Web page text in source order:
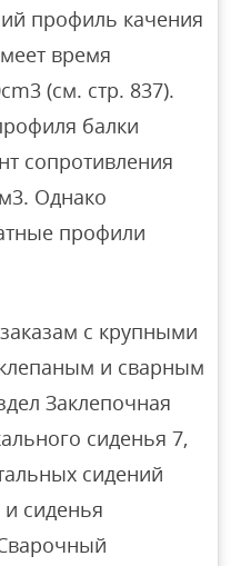
профиль качения
время
(см. стр. 837).
балки
сопротивления
Однако
профили
с крупными
и сварным
Заклепочная
сиденья 7,
сидений
сиденья